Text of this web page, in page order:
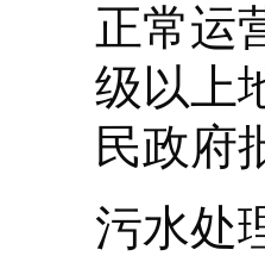
正常运
级以上
民政府
污水处